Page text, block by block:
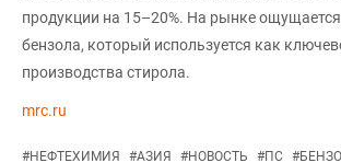
продукции на 15–20%. На рынке
бензола, который используется как
производства стирола.
mrc.ru
#НЕФТЕХИМИЯ #АЗИЯ #НОВОСТЬ #ПС #